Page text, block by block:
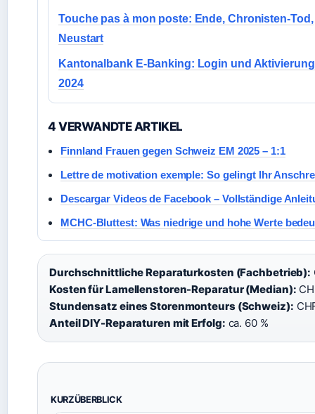
Touche pas à mon poste: Ende, Chronisten-Tod,
Neustart
Kantonalbank E-Banking: Login und Aktivierung
2024
4 VERWANDTE ARTIKEL
Finnland Frauen gegen Schweiz EM 2025 – 1:1
Lettre de motivation exemple: So gelingt Ihr
Descargar Videos de Facebook – Vollständige
MCHC-Bluttest: Was niedrige und hohe Werte
Durchschnittliche Reparaturkosten (Fachbetrieb):
Kosten für Lamellenstoren-Reparatur (Median):
Stundensatz eines Storenmonteurs (Schweiz):
Anteil DIY-Reparaturen mit Erfolg: ca. 60 %
KURZÜBERBLICK